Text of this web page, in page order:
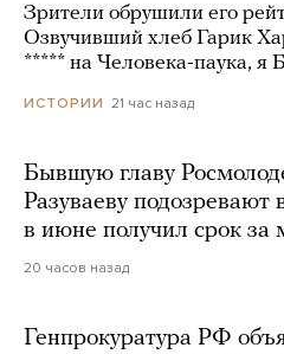
Зрители обрушили его
Озвучивший хлеб Гарик
***** на Человека-паука, я
ИСТОРИИ 21 час назад
Бывшую главу
Разуваеву подозревают
в июне получил срок за
20 часов назад
Генпрокуратура РФ